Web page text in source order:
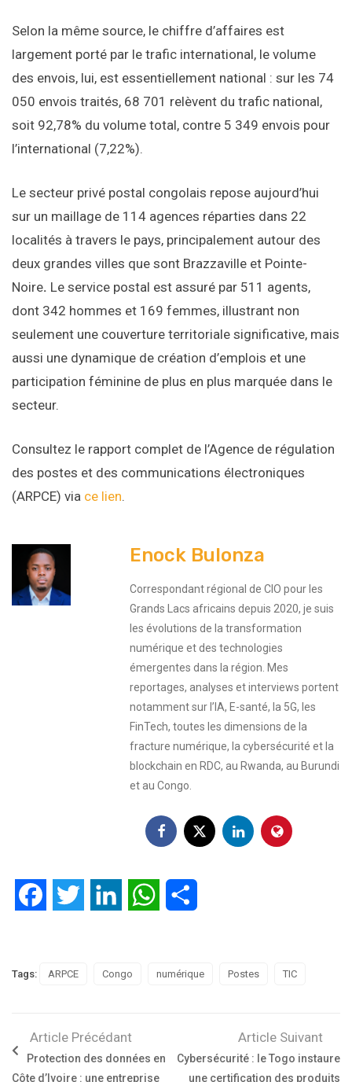
Selon la même source, le chiffre d’affaires est
largement porté par le trafic international, le volume
des envois, lui, est essentiellement national : sur les 74
050 envois traités, 68 701 relèvent du trafic national,
soit 92,78% du volume total, contre 5 349 envois pour
l’international (7,22%).
Le secteur privé postal congolais repose aujourd’hui
sur un maillage de 114 agences réparties dans 22
localités à travers le pays, principalement autour des
deux grandes villes que sont Brazzaville et Pointe-
Noire. Le service postal est assuré par 511 agents,
dont 342 hommes et 169 femmes, illustrant non
seulement une couverture territoriale significative, mais
aussi une dynamique de création d’emplois et une
participation féminine de plus en plus marquée dans le
secteur.
Consultez le rapport complet de l’Agence de régulation
des postes et des communications électroniques
(ARPCE) via ce lien.
Enock Bulonza
Correspondant régional de CIO pour les
Grands Lacs africains depuis 2020, je suis
les évolutions de la transformation
numérique et des technologies
émergentes dans la région. Mes
reportages, analyses et interviews portent
notamment sur l’IA, E-santé, la 5G, les
FinTech, toutes les dimensions de la
fracture numérique, la cybersécurité et la
blockchain en RDC, au Rwanda, au Burundi
et au Congo.
FacebookTwitter LinkedIn WhatsApp
Tags: ARPCE Congo numérique Postes TIC
Article Précédant
Protection des données en
Côte d’Ivoire : une entreprise
Article Suivant
Cybersécurité : le Togo instaure
une certification des produits